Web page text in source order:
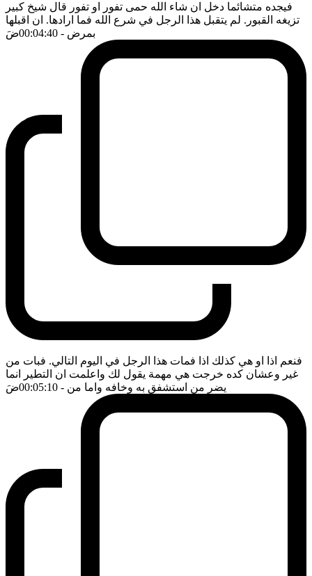
فيجده متشائما دخل ان شاء الله حمى تفور او تفور قال شيخ كبير
تزيغه القبور. لم يتقبل هذا الرجل في شرع الله فما ارادها. ان اقبلها
بمرض - 00:04:40 ضَ
فنعم اذا او هي كذلك اذا فمات هذا الرجل في اليوم التالي. فبات من
غير وعشان كده خرجت هي مهمة يقول لك واعلمت ان التطير انما
يضر من استشفق به وخافه واما من - 00:05:10 ضَ